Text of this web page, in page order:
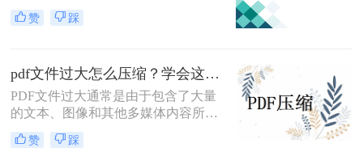
于PDF文档通常包含大量的文本和图
像信息，因此它们可能会占用大量的
PDF文档进行压缩是非常必要的。下
面将介绍如何压缩pdf文档大小方法。
赞 踩
pdf文件过大怎么压缩？学会这二个方法就够了！
PDF文件过大通常是由于包含了大量
的文本、图像和其他多媒体内容所导
致的。为了解决这个问题，我们可以
赞 踩